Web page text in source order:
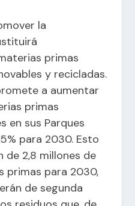
la
primas
y recicladas.
a aumentar
primas
en sus Parques
para 2030. Esto
de 2,8 millones de
primas para 2030,
de segunda